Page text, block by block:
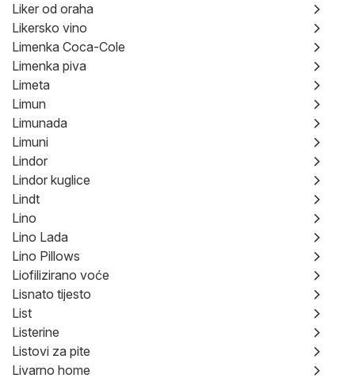
Liker od oraha
Likersko vino
Limenka Coca-Cole
Limenka piva
Limeta
Limun
Limunada
Limuni
Lindor
Lindor kuglice
Lindt
Lino
Lino Lada
Lino Pillows
Liofilizirano voće
Lisnato tijesto
List
Listerine
Listovi za pite
Livarno home